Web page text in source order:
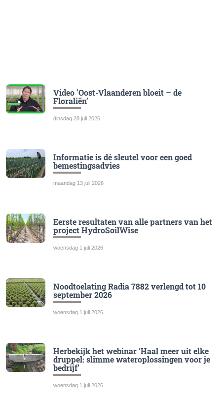
Video 'Oost-Vlaanderen bloeit – de
Floraliën’
dinsdag 28 juli 2026
Informatie is dé sleutel voor een goed
bemestingsadvies
maandag 13 juli 2026
Eerste resultaten van alle partners van het
project HydroSoilWise
woensdag 1 juli 2026
Noodtoelating Radia 7882 verlengd tot 10
september 2026
woensdag 1 juli 2026
Herbekijk het webinar ‘Haal meer uit elke
druppel: slimme wateroplossingen voor je
bedrijf’
woensdag 1 juli 2026